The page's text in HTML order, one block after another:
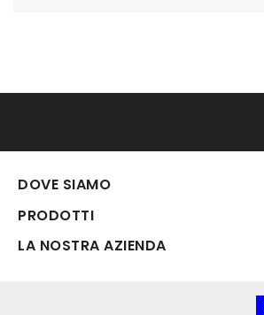
DOVE SIAMO
PRODOTTI
LA NOSTRA AZIENDA